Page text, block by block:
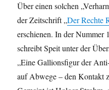
Über einen solchen
der Zeitschrift „Der Rechte
erschienen. In der Nummer
schreibt Speit unter der
„Eine Gallionsfigur der
auf Abwege – den Kontakt